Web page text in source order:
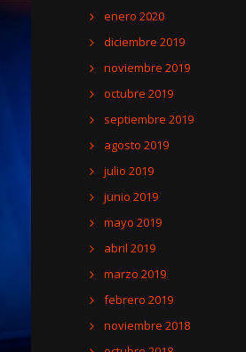
enero 2020
diciembre 2019
noviembre 2019
octubre 2019
septiembre 2019
agosto 2019
julio 2019
junio 2019
mayo 2019
abril 2019
marzo 2019
febrero 2019
noviembre 2018